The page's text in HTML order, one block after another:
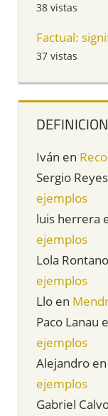
38 vistas
Factual:
37 vistas
Iván en
Sergio
ejemplos
luis herrera
ejemplos
Lola Rontano
ejemplos
Llo en
Paco Lanau
ejemplos
Alejandro en
ejemplos
Gabriel